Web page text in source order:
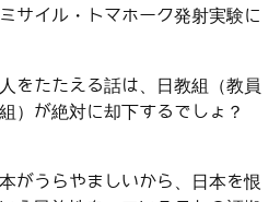
サイル・トマホーク発射実験に
をたたえる話は、日教組（教員
）が絶対に却下するでしょ？
がうらやましいから、日本を恨